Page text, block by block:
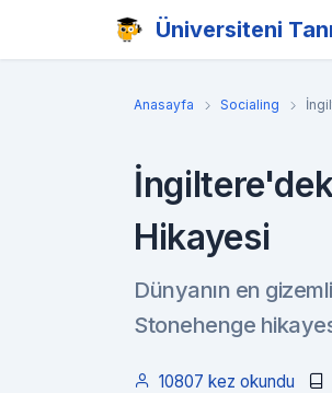
Üniversiteni
Anasayfa Socialing
Hikayesi
Dünyanın en
Stonehenge
10807 kez okundu